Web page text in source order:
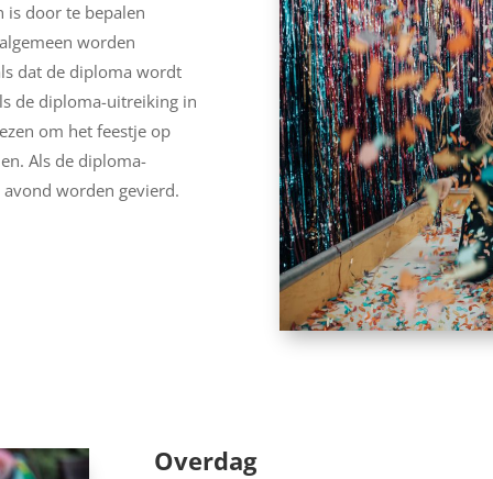
is door te bepalen
worden
dat de diploma wordt
de diploma-uitreiking in
om het feestje op
Als de diploma-
worden gevierd.
Overdag